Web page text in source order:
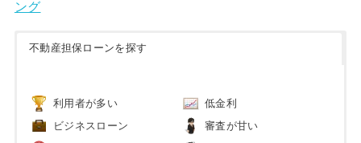
ング
不動産担保ローンを探す
利用者が多い 低金利
ビジネスローン 審査が甘い